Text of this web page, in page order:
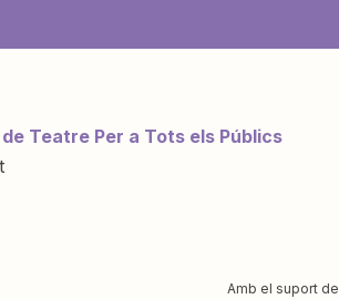
Teatre Per a Tots els Públics
Amb el suport de